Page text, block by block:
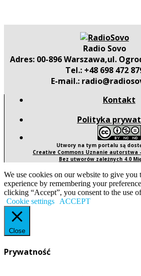
Radio Sovo
Adres: 00-896 Warszawa,ul.
Tel.: +48 698 472
E-mail.:
Kontakt
Polityka
Utwory na tym portalu są
Creative Commons Uznanie autorstwa
Bez utworów zależnych 4.0
We use cookies on our website to give you
experience by remembering your
clicking “Accept”, you consent to the use
Cookie settings
ACCEPT
Close
Prywatność